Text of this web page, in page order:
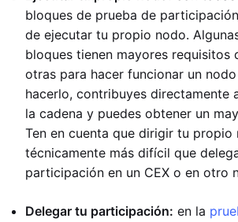
bloques de prueba de
de ejecutar tu propio nodo.
bloques tienen mayores requisitos
otras para hacer funcionar un
hacerlo, contribuyes directamente
la cadena y puedes obtener un
Ten en cuenta que dirigir tu propio
técnicamente más difícil que
participación en un CEX o en otro
Delegar tu participación: en la